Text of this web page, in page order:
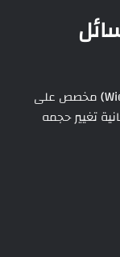
تعتمد الميزة الجديدة على إضافة ويدجت (Widget) مخصص على
3×1، مع إمكانية تغيير حجمه